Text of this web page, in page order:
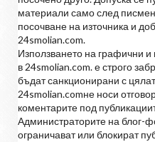
материали само след
посочване на източника и
24smolian.com.
Използването на графични
в 24smolian.com. е строго
бъдат санкционирани с
24smolian.comне носи
коментарите под
Администраторите на блог-
ограничават или блокират